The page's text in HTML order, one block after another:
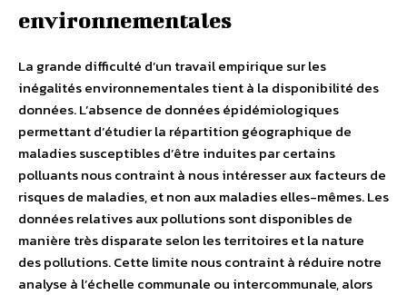
environnementales
La grande difficulté d’un travail empirique sur les
inégalités environnementales tient à la disponibilité des
données. L’absence de données épidémiologiques
permettant d’étudier la répartition géographique de
maladies susceptibles d’être induites par certains
polluants nous contraint à nous intéresser aux facteurs de
risques de maladies, et non aux maladies elles-mêmes. Les
données relatives aux pollutions sont disponibles de
manière très disparate selon les territoires et la nature
des pollutions. Cette limite nous contraint à réduire notre
analyse à l’échelle communale ou intercommunale, alors